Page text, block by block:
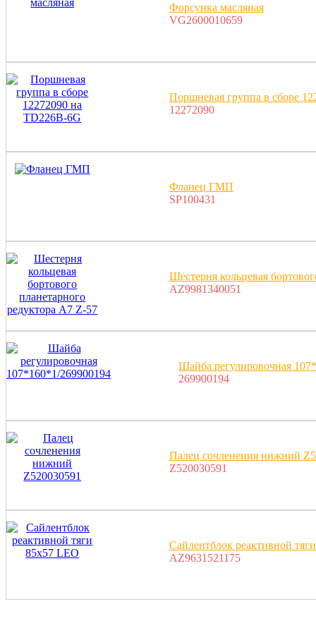
Форсунка масляная
VG2600010659
Поршневая группа в сборе
12272090
Фланец ГМП
SP100431
Шестерня кольцевая
AZ9981340051
Шайба регулировочная
269900194
Палец сочленения нижний
Z520030591
Сайлентблок реактивной
AZ9631521175